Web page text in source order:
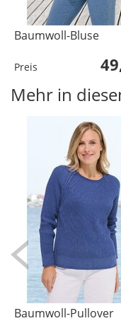
Baumwoll-Bluse
Preis
Mehr in
Baumwoll-Pullover